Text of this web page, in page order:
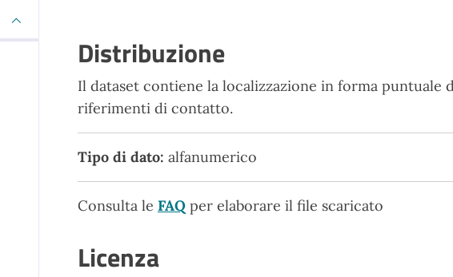
Distribuzione
Il dataset contiene la localizzazione in forma puntuale
riferimenti di contatto.
Tipo di dato: alfanumerico
Consulta le FAQ per elaborare il file scaricato
Licenza